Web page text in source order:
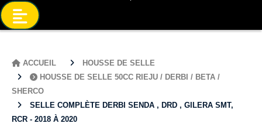
ACCUEIL
HOUSSE DE SELLE
HOUSSE DE SELLE 50CC RIEJU / DERBI / BETA /
SHERCO
SELLE COMPLÈTE DERBI SENDA , DRD , GILERA SMT,
RCR - 2018 À 2020